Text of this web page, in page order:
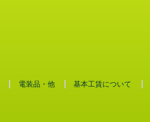
電装品・他 基本工賃について